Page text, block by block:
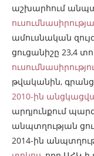
աշխարհում
ամուսնական
ցուցանիշը 23,4
թվականին,
2010-ին
արդյունքում
անպտղության
2014-ին